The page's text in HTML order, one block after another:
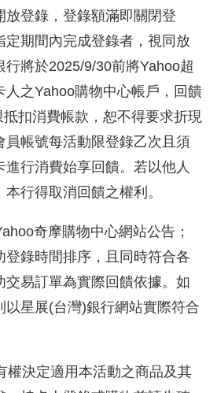
放登錄，登錄額滿即關閉登
定期間內完成登錄者，視同放
將於2025/9/30前將Yahoo超
人之Yahoo購物中心帳戶，回饋
扣消費帳款，恕不得要求折現
員帳號每活動限登錄乙次且須
行消費始享回饋。若以他人
行得取消回饋之權利。
奇摩購物中心網站公告；
登錄時間排序，且同時符合各
交易訂單為實際回饋依據。如
以星展(台灣)銀行網站實際符合
權決定適用本活動之商品及其